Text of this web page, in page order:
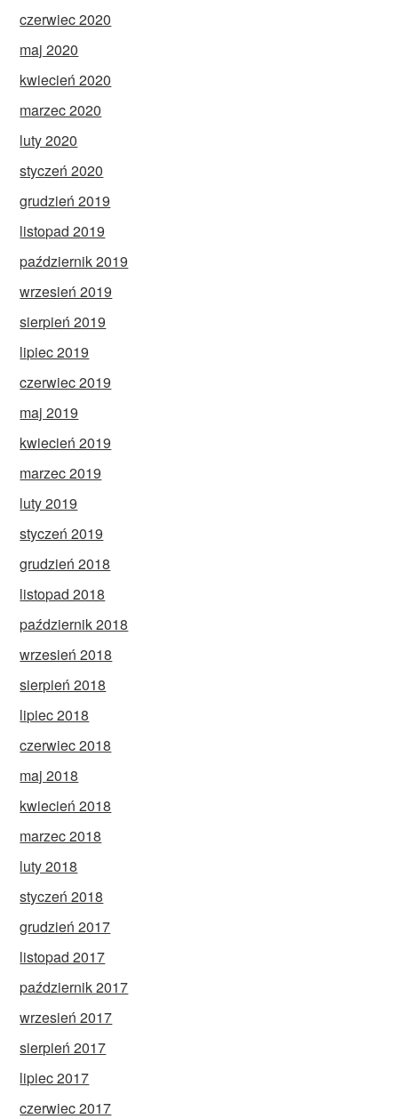
czerwiec 2020
maj 2020
kwiecień 2020
marzec 2020
luty 2020
styczeń 2020
grudzień 2019
listopad 2019
październik 2019
wrzesień 2019
sierpień 2019
lipiec 2019
czerwiec 2019
maj 2019
kwiecień 2019
marzec 2019
luty 2019
styczeń 2019
grudzień 2018
listopad 2018
październik 2018
wrzesień 2018
sierpień 2018
lipiec 2018
czerwiec 2018
maj 2018
kwiecień 2018
marzec 2018
luty 2018
styczeń 2018
grudzień 2017
listopad 2017
październik 2017
wrzesień 2017
sierpień 2017
lipiec 2017
czerwiec 2017